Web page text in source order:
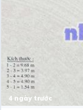
4 ngày trước